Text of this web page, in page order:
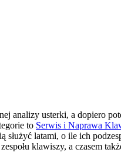
analizy usterki, a dopiero
to Serwis i Naprawa
latami, o ile ich
klawiszy, a czasem